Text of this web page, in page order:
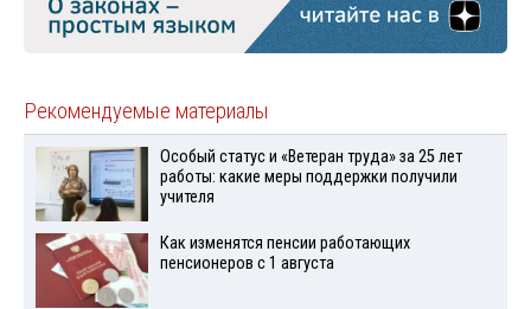
Рекомендуемые материалы
Особый статус и «Ветеран труда» за 25 лет
работы: какие меры поддержки получили
учителя
Как изменятся пенсии работающих
пенсионеров с 1 августа